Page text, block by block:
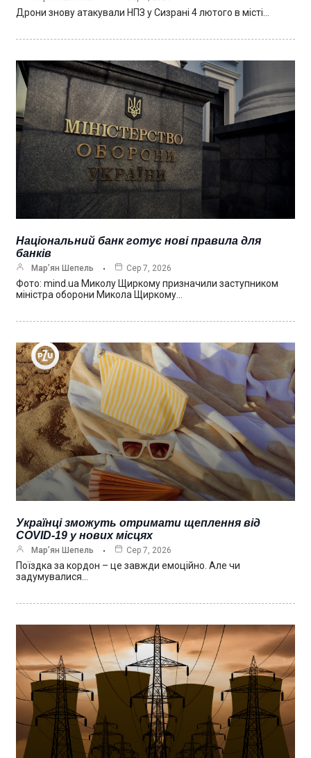
Дрони знову атакували НПЗ у Сизрані 4 лютого в місті…
Національний банк готує нові правила для
банків
Мар’ян Шепель Сер 7, 2026
Фото: mind.ua Миколу Щиркому призначили заступником
міністра оборони Микола Щиркому…
Українці зможуть отримати щеплення від
COVID-19 у нових місцях
Мар’ян Шепель Сер 7, 2026
Поїздка за кордон – це завжди емоційно. Але чи
задумувалися…